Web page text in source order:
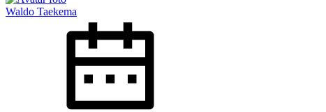
Waldo Taekema